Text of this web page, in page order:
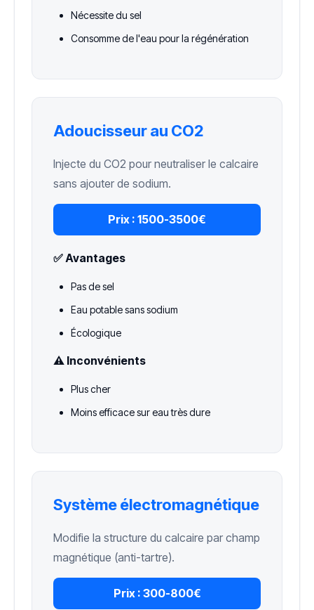
Nécessite du sel
Consomme de l'eau pour la régénération
Adoucisseur au CO2
Injecte du CO2 pour neutraliser le calcaire
sans ajouter de sodium.
Prix : 1500-3500€
✅ Avantages
Pas de sel
Eau potable sans sodium
Écologique
⚠️ Inconvénients
Plus cher
Moins efficace sur eau très dure
Système électromagnétique
Modifie la structure du calcaire par champ
magnétique (anti-tartre).
Prix : 300-800€